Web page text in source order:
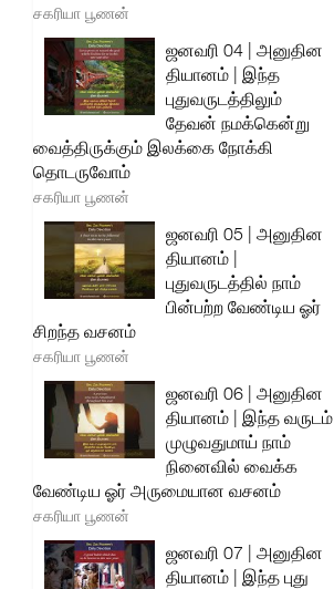
சகரியா பூணன்
ஜனவரி 04 | அனுதின
தியானம் | இந்த
புதுவருடத்திலும்
தேவன் நமக்கென்று
வைத்திருக்கும் இலக்கை நோக்கி
தொடருவோம்
சகரியா பூணன்
ஜனவரி 05 | அனுதின
தியானம் |
புதுவருடத்தில் நாம்
பின்பற்ற வேண்டிய ஓர்
சிறந்த வசனம்
சகரியா பூணன்
ஜனவரி 06 | அனுதின
தியானம் | இந்த வருடம்
முழுவதுமாய் நாம்
நினைவில் வைக்க
வேண்டிய ஓர் அருமையான வசனம்
சகரியா பூணன்
ஜனவரி 07 | அனுதின
தியானம் | இந்த புது